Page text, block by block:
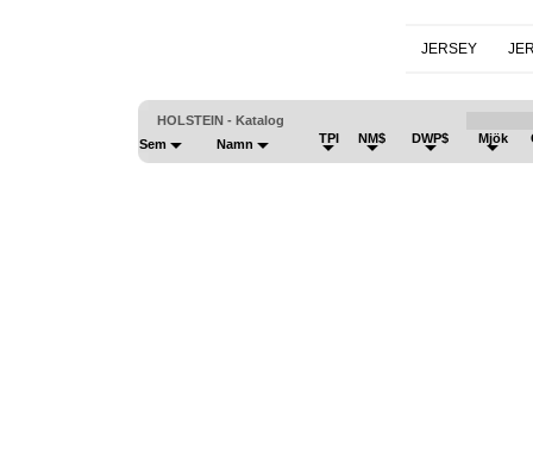
JERSEY
HOLSTEIN - Katalog
Sem
Namn TPI NM$ DWP$ Mjök